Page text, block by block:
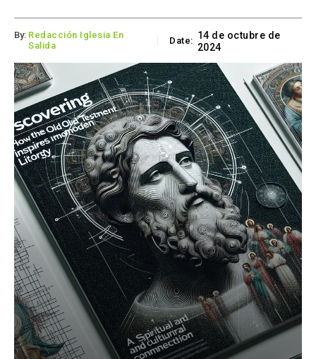
By: Redacción Iglesia En
Salida
Date: 14 de octubre de
2024